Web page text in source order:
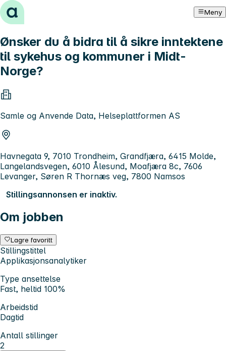
Hopp til innhold Meny
Ønsker du å bidra til å sikre inntektene
til sykehus og kommuner i Midt-
Norge?
Samle og Anvende Data, Helseplattformen AS
Havnegata 9, 7010 Trondheim, Grandfjæra, 6415 Molde,
Langelandsvegen, 6010 Ålesund, Moafjæra 8c, 7606
Levanger, Søren R Thornæs veg, 7800 Namsos
Stillingsannonsen er inaktiv.
Om jobben
Lagre favoritt
Stillingstittel
Applikasjonsanalytiker
Type ansettelse
Fast, heltid 100%
Arbeidstid
Dagtid
Antall stillinger
2